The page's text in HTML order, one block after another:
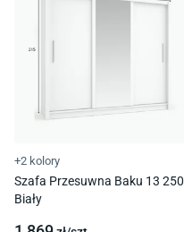
+2 kolory
Szafa Przesuwna Baku 13 250
Biały